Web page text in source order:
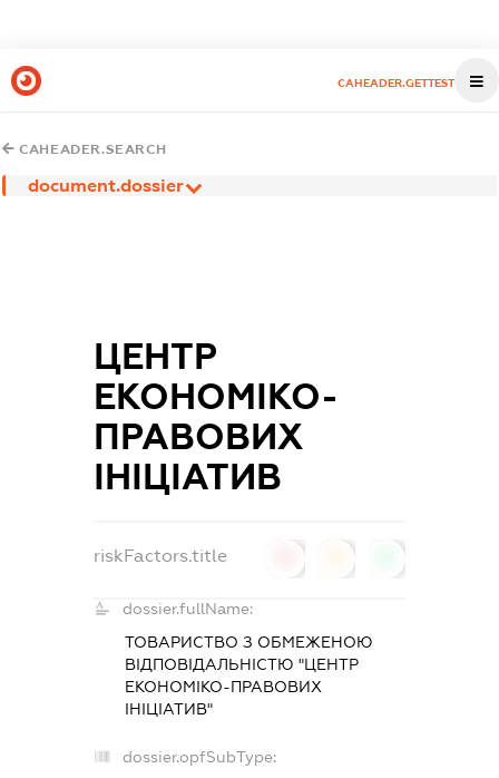
CAHEADER.GETTEST
CAHEADER.SEARCH
document.dossier
ЦЕНТР
ЕКОНОМІКО-
ПРАВОВИХ
ІНІЦІАТИВ
riskFactors.title
dossier.fullName:
ТОВАРИСТВО З ОБМЕЖЕНОЮ
ВІДПОВІДАЛЬНІСТЮ "ЦЕНТР
ЕКОНОМІКО-ПРАВОВИХ
ІНІЦІАТИВ"
dossier.opfSubType: